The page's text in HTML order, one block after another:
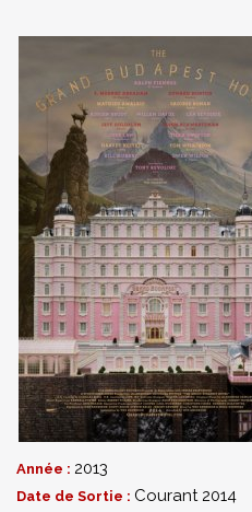
Année : 2013
Date de Sortie : Courant 2014